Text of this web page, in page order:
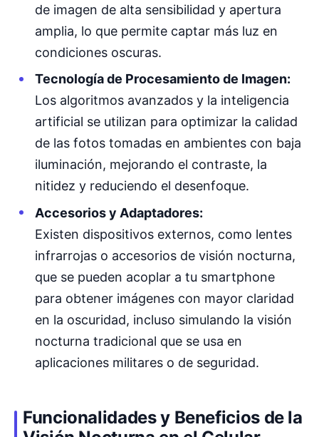
de imagen de alta sensibilidad y apertura
amplia, lo que permite captar más luz en
condiciones oscuras.
Tecnología de Procesamiento de Imagen:
Los algoritmos avanzados y la inteligencia
artificial se utilizan para optimizar la calidad
de las fotos tomadas en ambientes con baja
iluminación, mejorando el contraste, la
nitidez y reduciendo el desenfoque.
Accesorios y Adaptadores:
Existen dispositivos externos, como lentes
infrarrojas o accesorios de visión nocturna,
que se pueden acoplar a tu smartphone
para obtener imágenes con mayor claridad
en la oscuridad, incluso simulando la visión
nocturna tradicional que se usa en
aplicaciones militares o de seguridad.
Funcionalidades y Beneficios de la